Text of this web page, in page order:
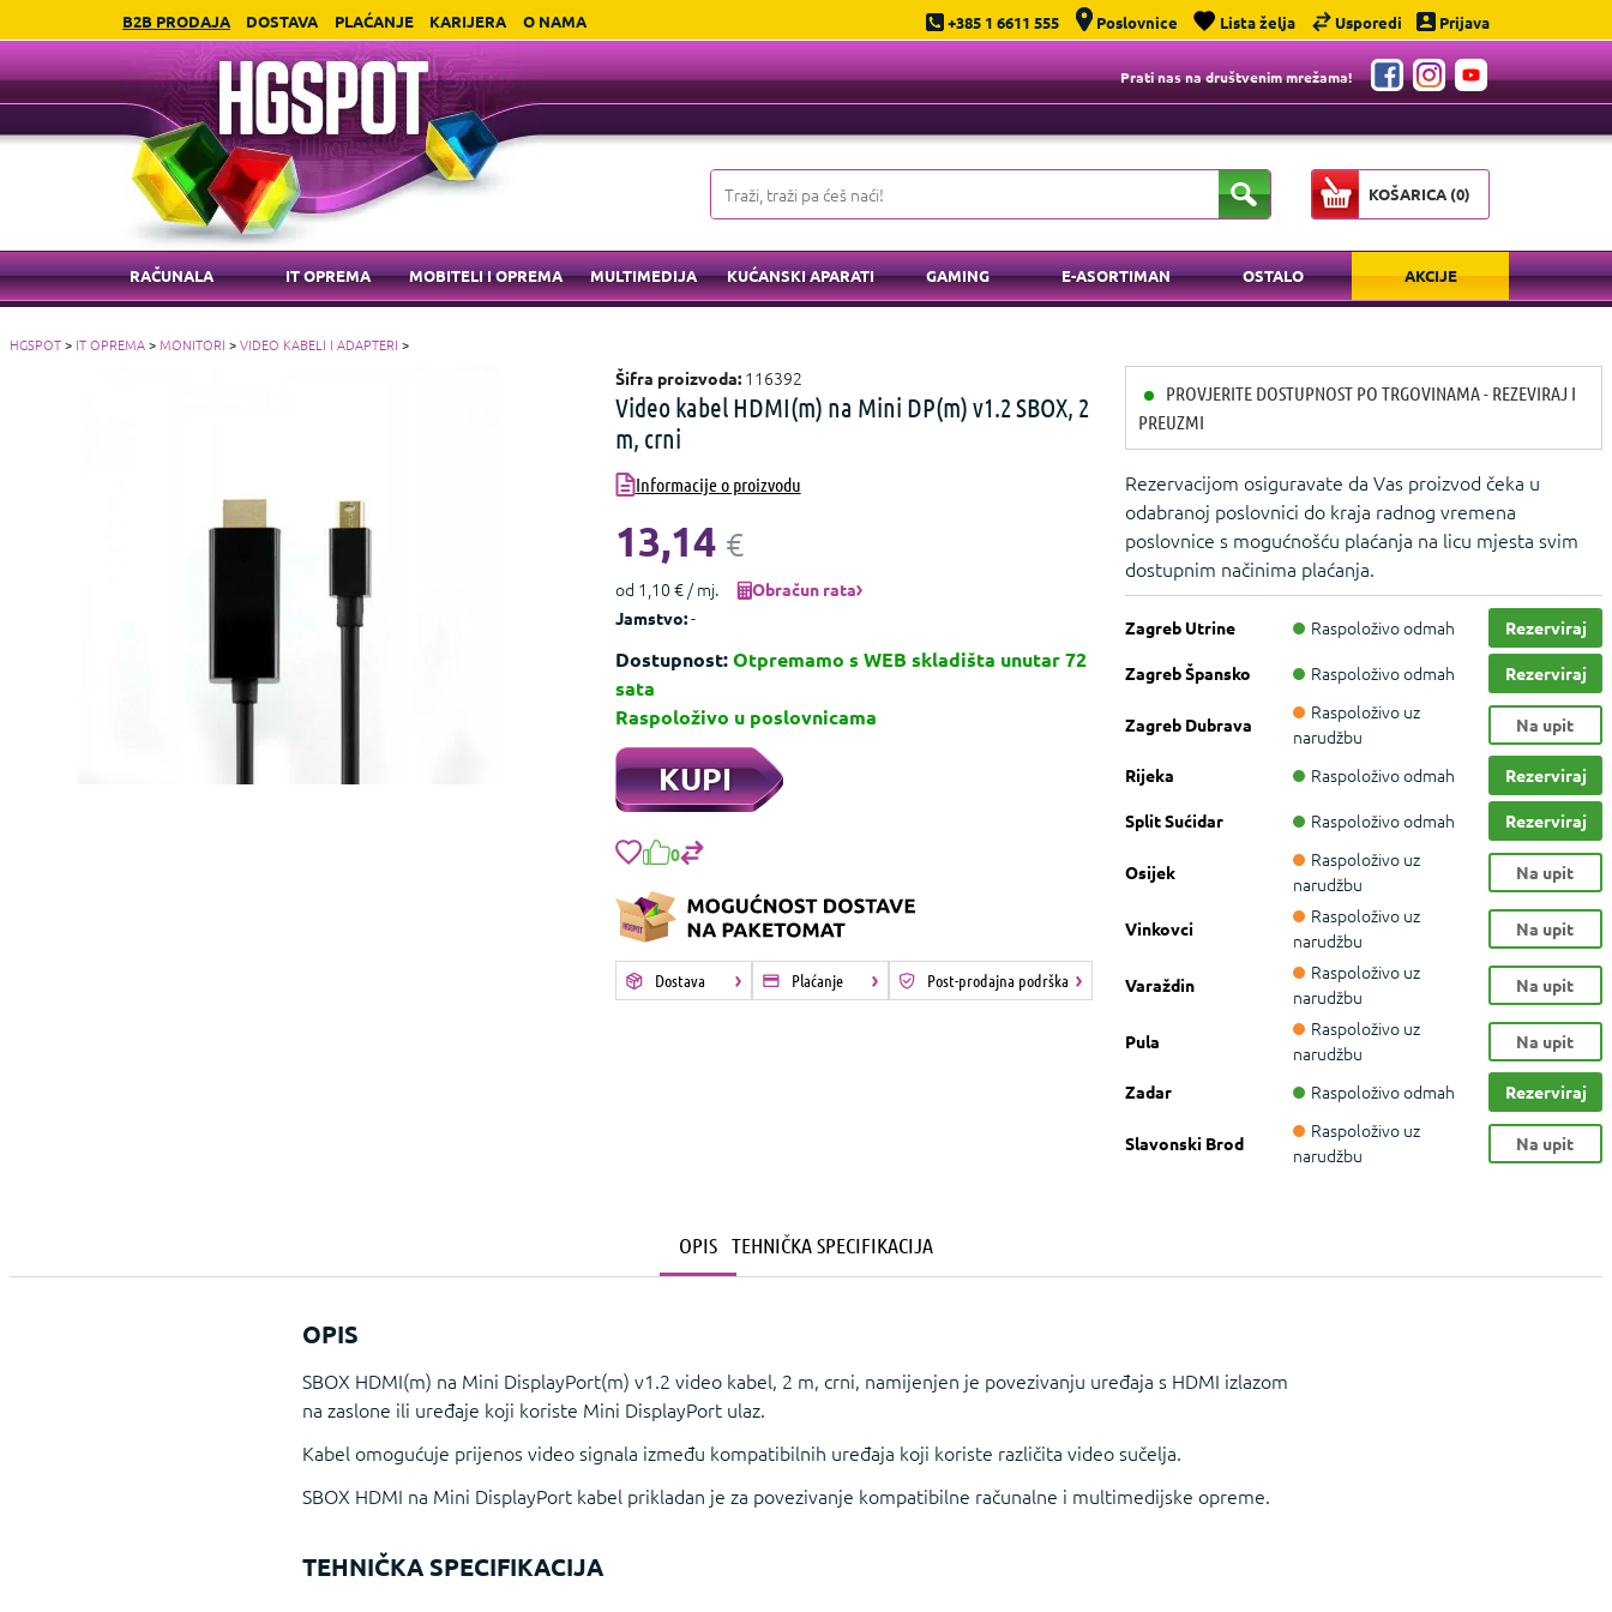
B2B PRODAJA DOSTAVA PLAĆANJE KARIJERA O NAMA +385 1 6611 555 Poslovnice Lista želja Usporedi Prijava
Prati nas na društvenim mrežama!
KOŠARICA (0)
RAČUNALA IT OPREMA MOBITELI I OPREMA MULTIMEDIJA KUĆANSKI APARATI GAMING E-ASORTIMAN OSTALO AKCIJE
HGSPOT> IT OPREMA>MONITORI >VIDEO KABELI I ADAPTERI >
Šifra proizvoda: 116392
Video kabel HDMI(m) na Mini DP(m) v1.2 SBOX, 2
m, crni
Informacije o proizvodu
13,14 €
od 1,10 € / mj.
Obračun rata
Jamstvo:-
Dostupnost:Otpremamo s WEB skladišta unutar 72
sata
Raspoloživo u poslovnicama
KUPI
0
Dostava Plaćanje Post-prodajna podrška
PROVJERITE DOSTUPNOST PO TRGOVINAMA - REZEVIRAJ I
PREUZMI
Rezervacijom osiguravate da Vas proizvod čeka u
odabranoj poslovnici do kraja radnog vremena
poslovnice s mogućnošću plaćanja na licu mjesta svim
dostupnim načinima plaćanja.
Zagreb Utrine Raspoloživo odmah Rezerviraj
Zagreb Špansko Raspoloživo odmah Rezerviraj
Zagreb Dubrava
Raspoloživo uz
narudžbu
Na upit
Rijeka Raspoloživo odmah Rezerviraj
Split Sućidar Raspoloživo odmah Rezerviraj
Osijek
Raspoloživo uz
narudžbu
Na upit
Vinkovci
Raspoloživo uz
narudžbu
Na upit
Varaždin
Raspoloživo uz
narudžbu
Na upit
Pula
Raspoloživo uz
narudžbu
Na upit
Zadar Raspoloživo odmah Rezerviraj
Slavonski Brod
Raspoloživo uz
narudžbu
Na upit
OPIS TEHNIČKA SPECIFIKACIJA
OPIS
SBOX HDMI(m) na Mini DisplayPort(m) v1.2 video kabel, 2 m, crni, namijenjen je povezivanju uređaja s HDMI izlazom
na zaslone ili uređaje koji koriste Mini DisplayPort ulaz.
Kabel omogućuje prijenos video signala između kompatibilnih uređaja koji koriste različita video sučelja.
SBOX HDMI na Mini DisplayPort kabel prikladan je za povezivanje kompatibilne računalne i multimedijske opreme.
TEHNIČKA SPECIFIKACIJA